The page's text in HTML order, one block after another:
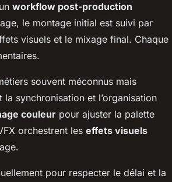
workflow post-production
le montage initial est suivi par
visuels et le mixage final. Chaque
souvent méconnus mais
synchronisation et l’organisation
couleur pour ajuster la palette
orchestrent les effets visuels
pour respecter le délai et la